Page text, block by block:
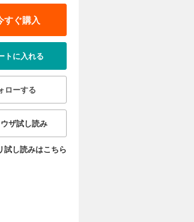
すぐ購入
トに入れる
ローする
ザ試し読み
試し読みはこちら